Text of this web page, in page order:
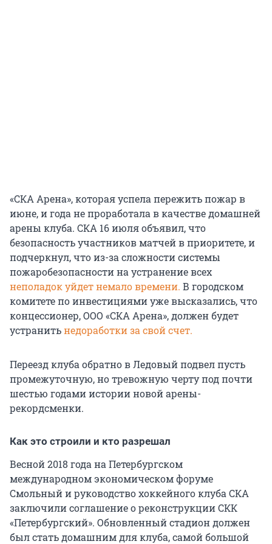
«СКА Арена», которая успела пережить пожар в
июне, и года не проработала в качестве домашней
арены клуба. СКА 16 июля объявил, что
безопасность участников матчей в приоритете, и
подчеркнул, что из-за сложности системы
пожаробезопасности на устранение всех
неполадок уйдет немало времени. В городском
комитете по инвестициями уже высказались, что
концессионер, ООО «СКА Арена», должен будет
устранитьнедоработки за свой счет.
Переезд клуба обратно в Ледовый подвел пусть
промежуточную, но тревожную черту под почти
шестью годами истории новой арены-
рекордсменки.
Как это строили и кто разрешал
Весной 2018 года на Петербургском
международном экономическом форуме
Смольный и руководство хоккейного клуба СКА
заключили соглашение о реконструкции СКК
«Петербургский». Обновленный стадион должен
был стать домашним для клуба, самой большой